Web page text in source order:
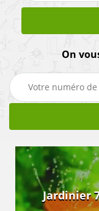
On
Jardinier